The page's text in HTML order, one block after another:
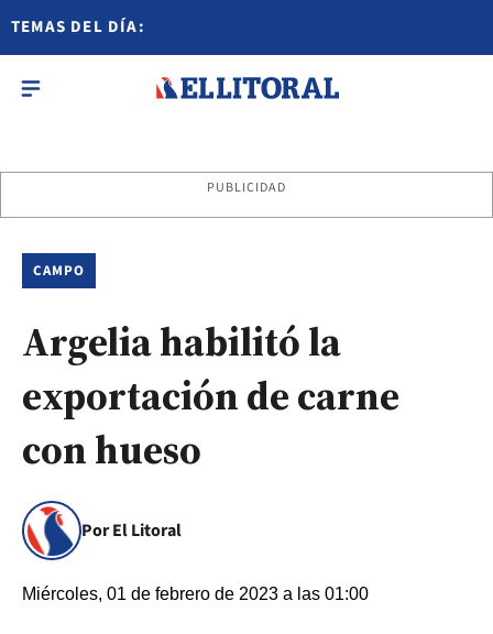
TEMAS DEL DÍA:
PUBLICIDAD
CAMPO
Argelia habilitó la
exportación de carne
con hueso
Por El Litoral
Miércoles, 01 de febrero de 2023 a las 01:00